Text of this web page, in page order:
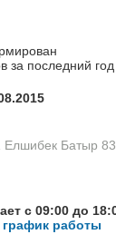
за последний год
Елшибек Батыр
с 09:00 до
график работы